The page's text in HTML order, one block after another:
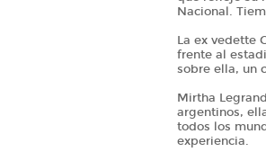
Nacional.
La ex vedette
frente al
sobre ella, un
Mirtha
argentinos,
todos los
experiencia.